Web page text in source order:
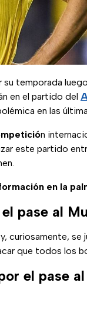
su temporada
en el partido del
en las
n
este partido
en la
pase al
y, curiosamente, se
que todos los
el pase